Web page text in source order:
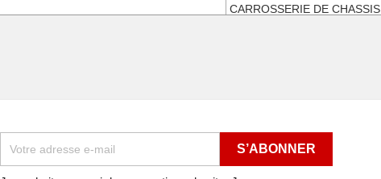
CARROSSERIE DE CHASSIS
de 2000 CARROSSERIE DE CHASSIS